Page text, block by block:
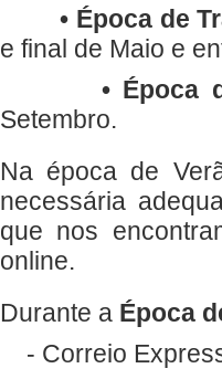
• Época de
e final de Maio e
• Época
Setembro.
Na época de
necessária
que nos
online.
Durante a Época
- Correio